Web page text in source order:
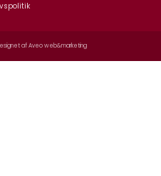
afAveo web&marketing